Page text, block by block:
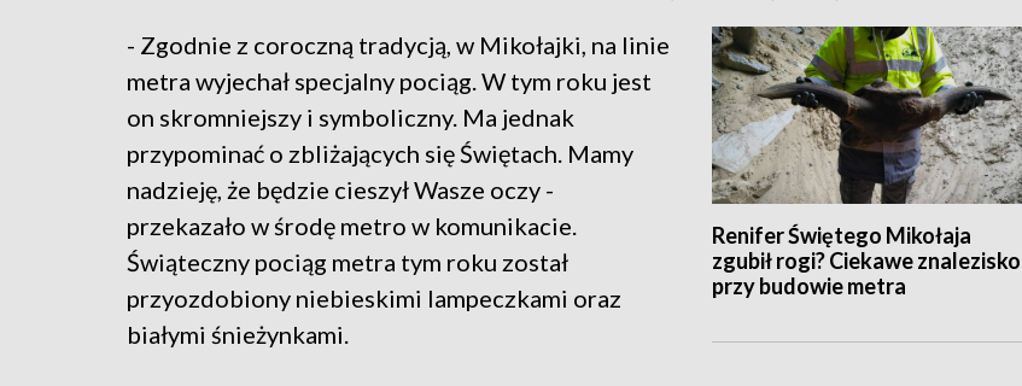
Renifer Świętego Mikołaja
zgubił rogi? Ciekawe znalezisko
przy budowie metra
- Zgodnie z coroczną tradycją, w Mikołajki, na linie
metra wyjechał specjalny pociąg. W tym roku jest
on skromniejszy i symboliczny. Ma jednak
przypominać o zbliżających się Świętach. Mamy
nadzieję, że będzie cieszył Wasze oczy -
przekazało w środę metro w komunikacie.
Świąteczny pociąg metra tym roku został
przyozdobiony niebieskimi lampeczkami oraz
białymi śnieżynkami.